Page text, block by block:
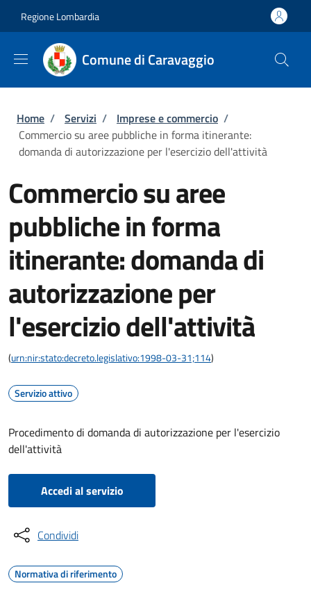
Regione Lombardia
Comune di Caravaggio
Briciole di pane
Home / Servizi / Imprese e commercio /
Commercio su aree pubbliche in forma itinerante:
domanda di autorizzazione per l'esercizio dell'attività
Commercio su aree
pubbliche in forma
itinerante: domanda di
autorizzazione per
l'esercizio dell'attività
(urn:nir:stato:decreto.legislativo:1998-03-31;114)
Servizio attivo
Procedimento di domanda di autorizzazione per l'esercizio
dell'attività
Accedi al servizio
Condividi
Normativa di riferimento